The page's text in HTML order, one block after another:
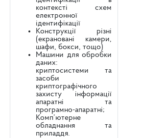
контексті схем
електронної
ідентифікації
Конструкції різні
(екрановані камери,
шафи, бокси, тощо)
Машини для обробки
даних:
криптосистеми та
засоби
криптографічного
захисту інформації
апаратні та
програмно-апаратні;
Комп’ютерне
обладнання та
приладдя.